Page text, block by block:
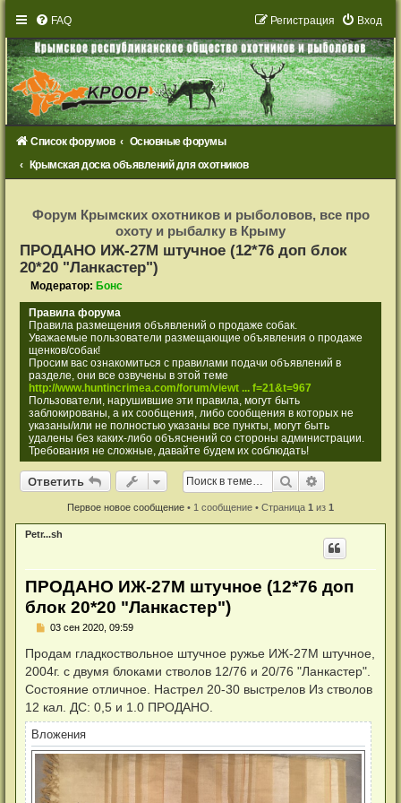
FAQ Вход
Регистрация
Список форумов
Основные форумы
Крымская доска объявлений для охотников
с
т
р
я
Форум Крымских охотников и рыболовов, все про
охоту и рыбалку в Крыму
ПРОДАНО ИЖ-27М штучное (12*76 доп блок
20*20 "Ланкастер")
Модератор: Бонс
Правила форума
Правила размещения объявлений о продаже собак.
Уважаемые пользователи размещающие объявления о продаже
щенков/собак!
Просим вас ознакомиться с правилами подачи объявлений в
разделе, они все озвучены в этой теме
http://www.huntincrimea.com/forum/viewt ... f=21&t=967
Пользователи, нарушившие эти правила, могут быть
заблокированы, а их сообщения, либо сообщения в которых не
указаны/или не полностью указаны все пункты, могут быть
удалены без каких-либо объяснений со стороны администрации.
Требования не сложные, давайте будем их соблюдать!
Ответить
Ответить Поиск
Первое новое сообщение • 1 сообщение • Страница 1 из 1
Petr...sh
ПРОДАНО ИЖ-27М штучное (12*76 доп
блок 20*20 "Ланкастер")
Н
п
р
о
и
т
а
н
о
е
с
о
03 сен 2020, 09:59
Продам гладкоствольное штучное ружье ИЖ-27М штучное,
2004г. с двумя блоками стволов 12/76 и 20/76 "Ланкастер".
Состояние отличное. Настрел 20-30 выстрелов Из стволов
12 кал. ДС: 0,5 и 1.0 ПРОДАНО.
Вложения